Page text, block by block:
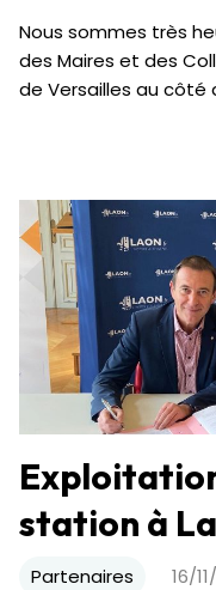
Nous sommes très
des Maires et des
de Versailles au côté
station à
Partenaires 16/